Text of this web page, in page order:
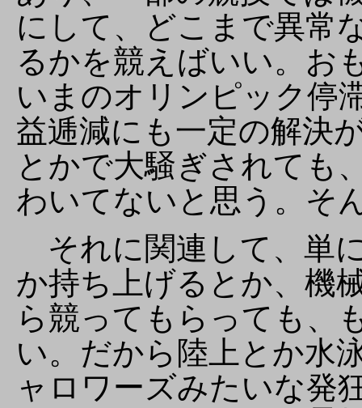
にして、どこまで異常
るかを競えばいい。お
いまのオリンピック停
益逓減にも一定の解決
とかで大騒ぎされても
わいてないと思う。そ
それに関連して、単
か持ち上げるとか、機
ら競ってもらっても、
い。だから陸上とか水
ャロワーズみたいな発